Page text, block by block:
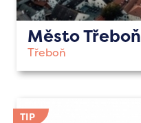
Město Třeboň
Třeboň